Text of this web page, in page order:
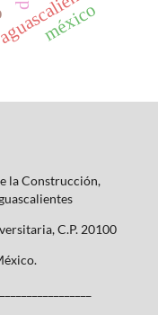
méxico
la Construcción,
C.P. 20100